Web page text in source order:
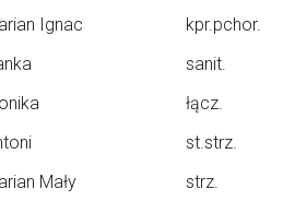
Ignac kpr.pchor.
sanit.
łącz.
st.strz.
Mały strz.